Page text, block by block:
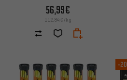
56,99€
112,84€/kg
-